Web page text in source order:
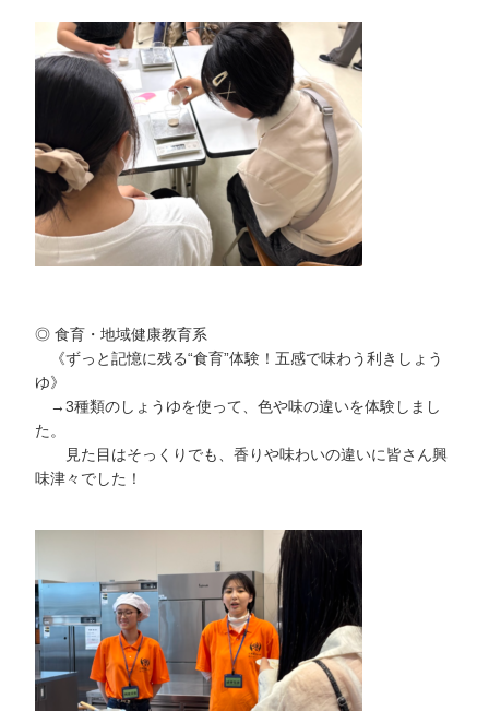
◎ 食育・地域健康教育系
《ずっと記憶に残る“食育”体験！五感で味わう利きしょう
ゆ》
→3種類のしょうゆを使って、色や味の違いを体験しまし
た。
見た目はそっくりでも、香りや味わいの違いに皆さん興
味津々でした！